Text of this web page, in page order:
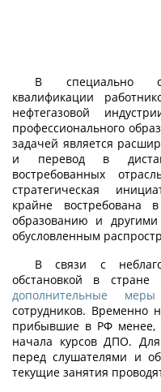
В специально
квалификации
нефтегазовой
профессионального
задачей является
и перевод в
востребованных
стратегическая
крайне востребована
образованию и
обусловленным
В связи с
обстановкой в
дополнительные меры
сотрудников. Временно
прибывшие в РФ менее,
начала курсов ДПО. Для
перед слушателями и
текущие занятия